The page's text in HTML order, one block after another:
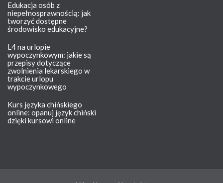
Edukacja osób z
niepełnosprawnością: jak
tworzyć dostępne
środowisko edukacyjne?
L4 na urlopie
wypoczynkowym: jakie są
przepisy dotyczące
zwolnienia lekarskiego w
trakcie urlopu
wypoczynkowego
Kurs języka chińskiego
online: opanuj język chiński
dzięki kursowi online